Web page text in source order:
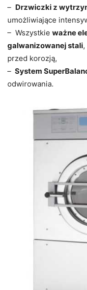
– Drzwiczki z
umożliwiające
– Wszystkie ważne
galwanizowanej stali
przed korozją,
– System
odwirowania.